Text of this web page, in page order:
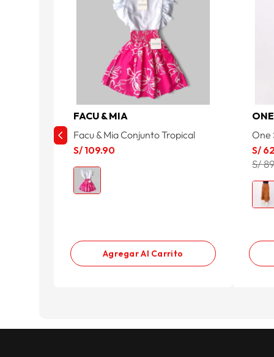
FACU & MIA
Facu & Mia Conjunto Tropical
S/ 109.90
Agregar Al Carrito
One
S/ 62
S/